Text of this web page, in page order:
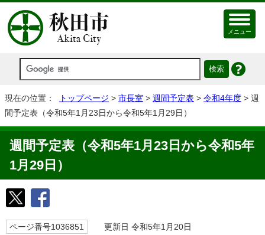
メニュー
現在の位置： トップページ > 市長室 > 週間予定表 > 令和4年度 > 週
間予定表（令和5年1月23日から令和5年1月29日）
週間予定表（令和5年1月23日から令和5年
1月29日）
ページ番号1036851 更新日 令和5年1月20日